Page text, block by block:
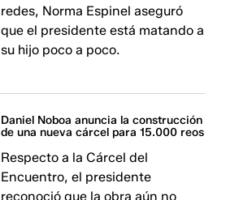
redes, Norma Espinel aseguró
que el presidente está matando a
su hijo poco a poco.
Daniel Noboa anuncia la construcción
de una nueva cárcel para 15.000 reos
Respecto a la Cárcel del
Encuentro, el presidente
reconoció que la obra aún no